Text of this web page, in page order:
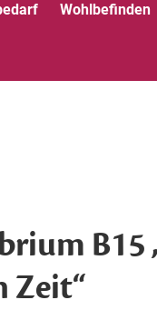
Wohlbefinden
B15
Zeit“